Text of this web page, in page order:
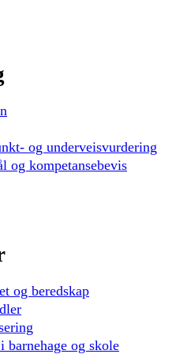
og underveisvurdering
og kompetansebevis
og beredskap
barnehage og skole